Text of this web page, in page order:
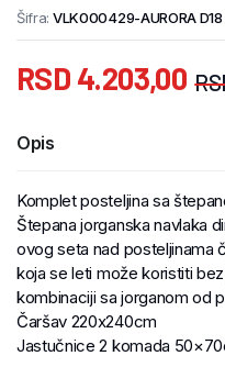
Šifra: VLK000429-AURORA D18
RSD 4.203,00
Opis
Komplet posteljina sa
Štepana jorganska navlaka
ovog seta nad posteljinama
koja se leti može koristiti
kombinaciji sa jorganom od
Čaršav 220x240cm
Jastučnice 2 komada